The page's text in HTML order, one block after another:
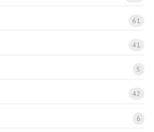
61
41
5
42
6